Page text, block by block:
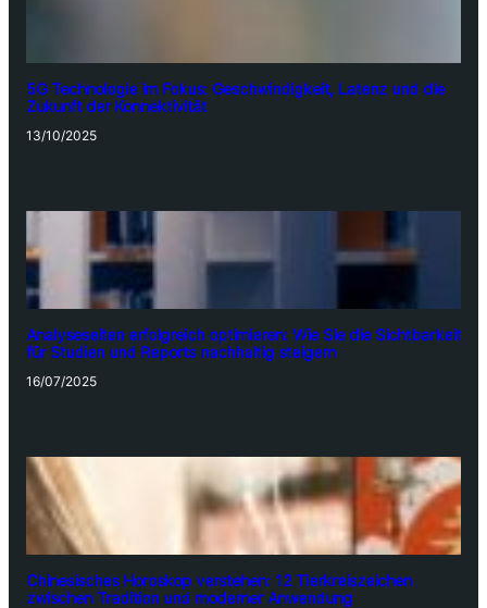
5G Technologie im Fokus: Geschwindigkeit, Latenz und die
Zukunft der Konnektivität
13/10/2025
Analyseseiten erfolgreich optimieren: Wie Sie die Sichtbarkeit
für Studien und Reports nachhaltig steigern
16/07/2025
Chinesisches Horoskop verstehen: 12 Tierkreiszeichen
zwischen Tradition und moderner Anwendung